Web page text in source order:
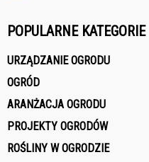
POPULARNE KATEGORIE
URZĄDZANIE OGRODU
OGRÓD
ARANŻACJA OGRODU
PROJEKTY OGRODÓW
ROŚLINY W OGRODZIE